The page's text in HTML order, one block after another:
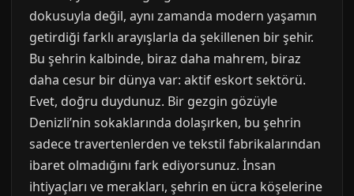
dokusuyla değil, aynı zamanda modern yaşamın
getirdiği farklı arayışlarla da şekillenen bir şehir.
Bu şehrin kalbinde, biraz daha mahrem, biraz
daha cesur bir dünya var: aktif eskort sektörü.
Evet, doğru duydunuz. Bir gezgin gözüyle
Denizli’nin sokaklarında dolaşırken, bu şehrin
sadece travertenlerden ve tekstil fabrikalarından
ibaret olmadığını fark ediyorsunuz. İnsan
ihtiyaçları ve merakları, şehrin en ücra köşelerine